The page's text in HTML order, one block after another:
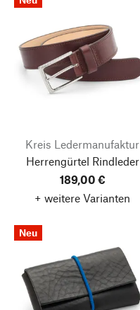
Kreis Ledermanufaktur
Herrengürtel Rindleder
189,00 €
+ weitere Varianten
Neu